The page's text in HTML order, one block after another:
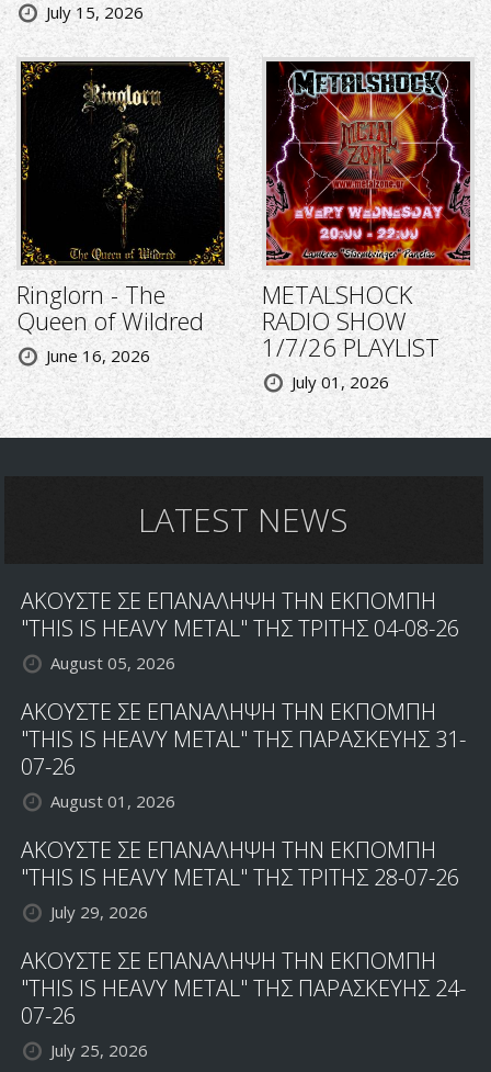
July 15, 2026
Ringlorn - The
Queen of Wildred
June 16, 2026
METALSHOCK
RADIO SHOW
1/7/26 PLAYLIST
July 01, 2026
LATEST NEWS
ΑΚΟΥΣΤΕ ΣΕ ΕΠΑΝΑΛΗΨΗ ΤΗΝ ΕΚΠΟΜΠΗ
"THIS IS HEAVY METAL" ΤΗΣ ΤΡΙΤΗΣ 04-08-26
August 05, 2026
ΑΚΟΥΣΤΕ ΣΕ ΕΠΑΝΑΛΗΨΗ ΤΗΝ ΕΚΠΟΜΠΗ
"THIS IS HEAVY METAL" ΤΗΣ ΠΑΡΑΣΚΕΥΗΣ 31-
07-26
August 01, 2026
ΑΚΟΥΣΤΕ ΣΕ ΕΠΑΝΑΛΗΨΗ ΤΗΝ ΕΚΠΟΜΠΗ
"THIS IS HEAVY METAL" ΤΗΣ ΤΡΙΤΗΣ 28-07-26
July 29, 2026
ΑΚΟΥΣΤΕ ΣΕ ΕΠΑΝΑΛΗΨΗ ΤΗΝ ΕΚΠΟΜΠΗ
"THIS IS HEAVY METAL" ΤΗΣ ΠΑΡΑΣΚΕΥΗΣ 24-
07-26
July 25, 2026